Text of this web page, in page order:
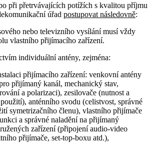
při přetrvávajících potížích s kvalitou příjmu
úřad postupovat následovně:
nebo televizního vysílání musí vždy
vlastního přijímacího zařízení.
individuální antény, zejména:
přijímacího zařízení: venkovní antény
přijímaný kanál, mechanický stav,
a polarizaci), zesilovače (nutnost a
anténního svodu (celistvost, správné
symetrizačního členu), vlastního přijímače
a správné naladění na přijímaný
zařízení (připojení audio-video
přijímače, set-top-boxu atd.),